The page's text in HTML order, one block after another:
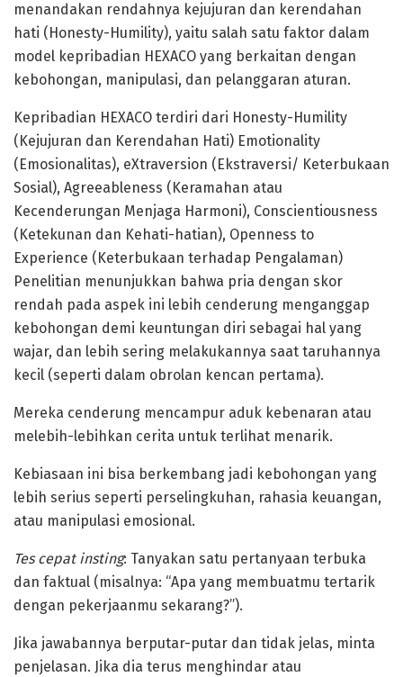
menandakan rendahnya kejujuran dan kerendahan
hati (Honesty-Humility), yaitu salah satu faktor dalam
model kepribadian HEXACO yang berkaitan dengan
kebohongan, manipulasi, dan pelanggaran aturan.
‎Kepribadian HEXACO terdiri dari Honesty-Humility
(Kejujuran dan Kerendahan Hati) Emotionality
(Emosionalitas), eXtraversion (Ekstraversi/ Keterbukaan
Sosial), Agreeableness (Keramahan atau
Kecenderungan Menjaga Harmoni), Conscientiousness
(Ketekunan dan Kehati-hatian), Openness to
Experience (Keterbukaan terhadap Pengalaman)
Penelitian menunjukkan bahwa pria dengan skor
rendah pada aspek ini lebih cenderung menganggap
kebohongan demi keuntungan diri sebagai hal yang
wajar, dan lebih sering melakukannya saat taruhannya
kecil (seperti dalam obrolan kencan pertama).
Mereka cenderung mencampur aduk kebenaran atau
melebih-lebihkan cerita untuk terlihat menarik.
‎Kebiasaan ini bisa berkembang jadi kebohongan yang
lebih serius seperti perselingkuhan, rahasia keuangan,
atau manipulasi emosional.
Tes cepat insting: Tanyakan satu pertanyaan terbuka
dan faktual (misalnya: “Apa yang membuatmu tertarik
dengan pekerjaanmu sekarang?”).
Jika jawabannya berputar-putar dan tidak jelas, minta
penjelasan. Jika dia terus menghindar atau